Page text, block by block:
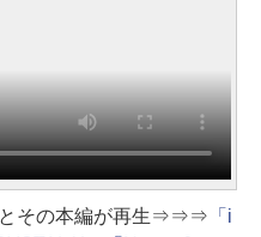
とその本編が再生⇒⇒⇒ 「i